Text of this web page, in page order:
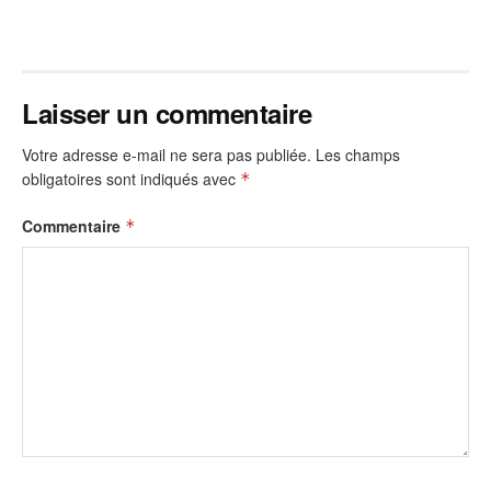
Laisser un commentaire
Votre adresse e-mail ne sera pas publiée. Les champs
obligatoires sont indiqués avec *
Commentaire *